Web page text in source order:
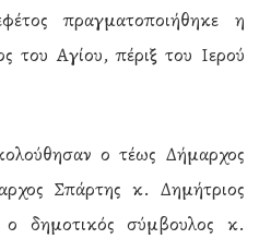
πραγματοποιήθηκε η
του Αγίου, πέριξ του Ιερού
ο τέως Δήμαρχος
Σπάρτης κ. Δημήτριος
δημοτικός σύμβουλος κ.